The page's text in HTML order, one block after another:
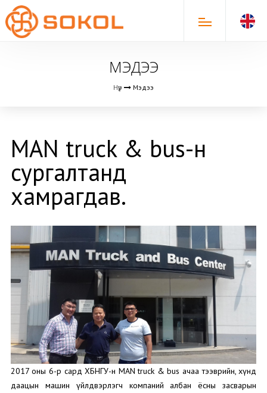
МЭДЭЭ
Нүүр Мэдээ
MAN truck & bus-н
сургалтанд
хамрагдав.
2017 оны 6-р сард ХБНГУ-н MAN truck & bus ачаа тээврийн, хүнд
даацын машин үйлдвэрлэгч компаний албан ёсны засварын